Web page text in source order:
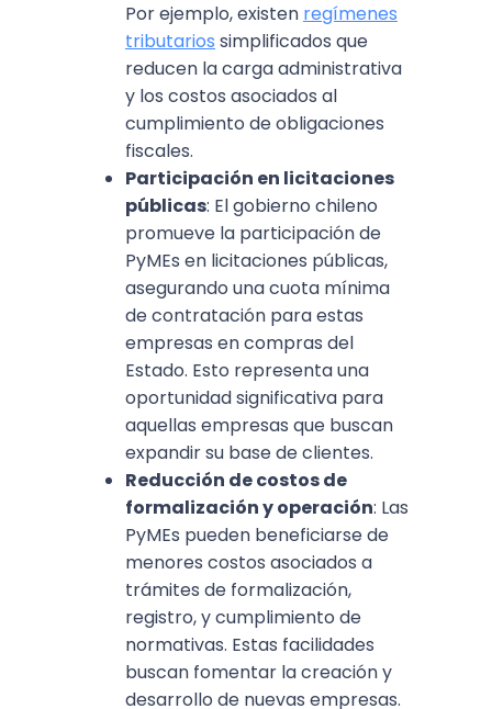
Por ejemplo, existen regímenes
tributarios simplificados que
reducen la carga administrativa
y los costos asociados al
cumplimiento de obligaciones
fiscales.
Participación en licitaciones
públicas: El gobierno chileno
promueve la participación de
PyMEs en licitaciones públicas,
asegurando una cuota mínima
de contratación para estas
empresas en compras del
Estado. Esto representa una
oportunidad significativa para
aquellas empresas que buscan
expandir su base de clientes.
Reducción de costos de
formalización y operación: Las
PyMEs pueden beneficiarse de
menores costos asociados a
trámites de formalización,
registro, y cumplimiento de
normativas. Estas facilidades
buscan fomentar la creación y
desarrollo de nuevas empresas.